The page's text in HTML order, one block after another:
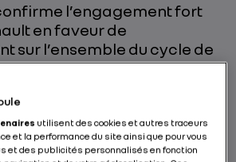
l’engagement fort
en faveur de
sur l’ensemble du cycle de
Sa sellerie issue de
scénarios de seconde
vertus de l’économie
à l’industrie
utilisent des cookies et autres traceurs
et la performance du site ainsi que pour vous
et des publicités personnalisés en fonction